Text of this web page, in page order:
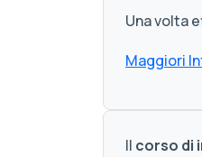
Una volta
Maggiori
Il corso di